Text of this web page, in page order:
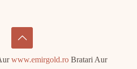
www.emirgold.roBratari Aur